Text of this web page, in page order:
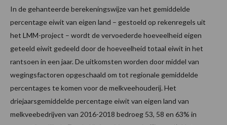
In de gehanteerde berekeningswijze van het gemiddelde
percentage eiwit van eigen land – gestoeld op rekenregels uit
het LMM-project – wordt de vervoederde hoeveelheid eigen
geteeld eiwit gedeeld door de hoeveelheid totaal eiwit in het
rantsoen in een jaar. De uitkomsten worden door middel van
wegingsfactoren opgeschaald om tot regionale gemiddelde
percentages te komen voor de melkveehouderij. Het
driejaarsgemiddelde percentage eiwit van eigen land van
melkveebedrijven van 2016-2018 bedroeg 53, 58 en 63% in